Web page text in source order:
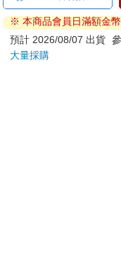
方案。然而，幸運之神
彌補赤字時爆漲了。到
不幸的是，由於簽署了
的任務——而且財務漏
若非上列種類商品
日）。
辦理退換貨時，商